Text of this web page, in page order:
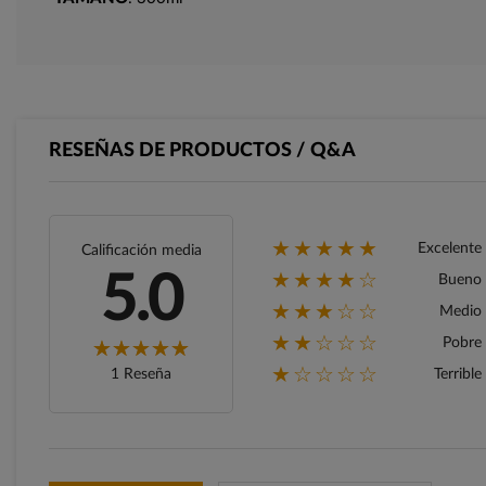
RESEÑAS DE PRODUCTOS / Q&A
Calificación media
5.0
1 Reseña
★★★★★ Excelente
★★★★☆ Bueno
★★★☆☆ Medio
★★☆☆☆ Pobre
★☆☆☆☆ Terrible